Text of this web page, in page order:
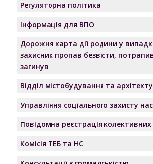
Регуляторна політика
Інформація для ВПО
Дорожня карта дії родини у
захисник пропав безвісти,
загинув
Відділ містобудування та
Управління соціального захисту
Повідомна реєстрація колективних
Комісія ТЕБ та НС